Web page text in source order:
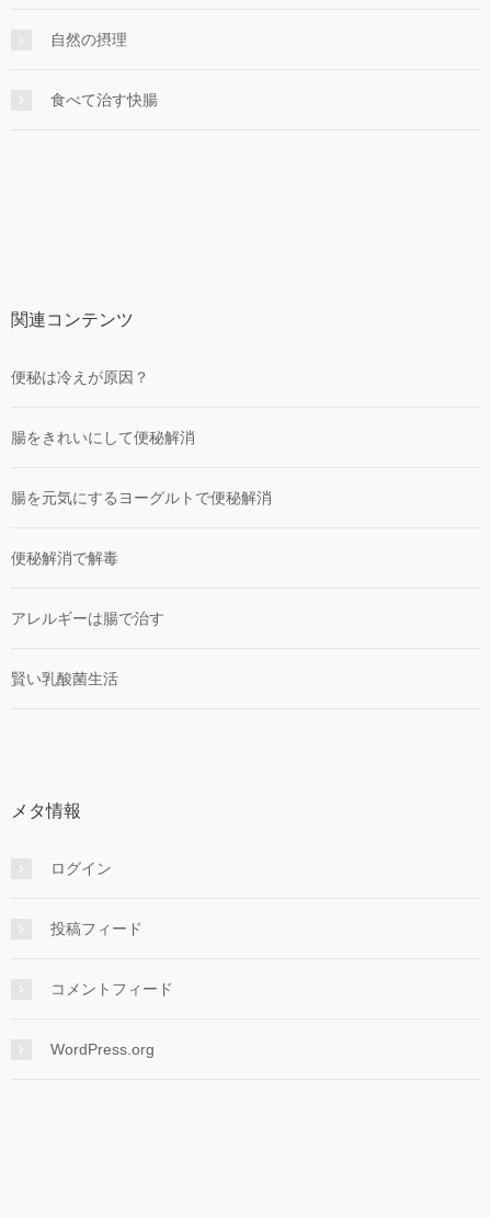
自然の摂理
食べて治す快腸
関連コンテンツ
便秘は冷えが原因？
腸をきれいにして便秘解消
腸を元気にするヨーグルトで便秘解消
便秘解消で解毒
アレルギーは腸で治す
賢い乳酸菌生活
メタ情報
ログイン
投稿フィード
コメントフィード
WordPress.org